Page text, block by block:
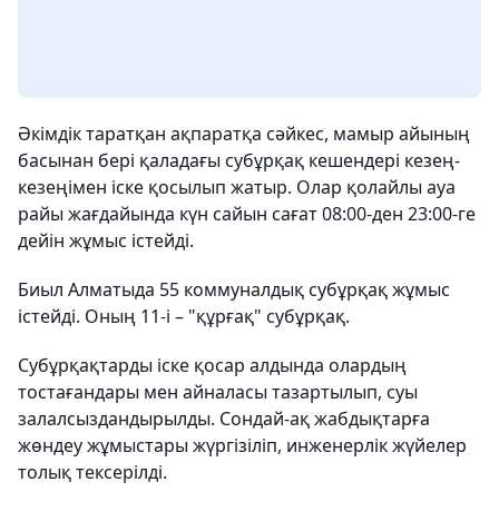
Әкімдік таратқан ақпаратқа сәйкес, мамыр айының
басынан бері қаладағы субұрқақ кешендері кезең-
кезеңімен іске қосылып жатыр. Олар қолайлы ауа
райы жағдайында күн сайын сағат 08:00-ден 23:00-ге
дейін жұмыс істейді.
Биыл Алматыда 55 коммуналдық субұрқақ жұмыс
істейді. Оның 11-і – "құрғақ" субұрқақ.
Субұрқақтарды іске қосар алдында олардың
тостағандары мен айналасы тазартылып, суы
залалсыздандырылды. Сондай-ақ жабдықтарға
жөндеу жұмыстары жүргізіліп, инженерлік жүйелер
толық тексерілді.